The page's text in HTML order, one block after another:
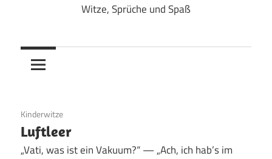
Witze, Sprüche und Spaß
19. Juni 2020
Kinderwitze
Luftleer
„Vati, was ist ein Vakuum?“ — „Ach, ich hab’s im